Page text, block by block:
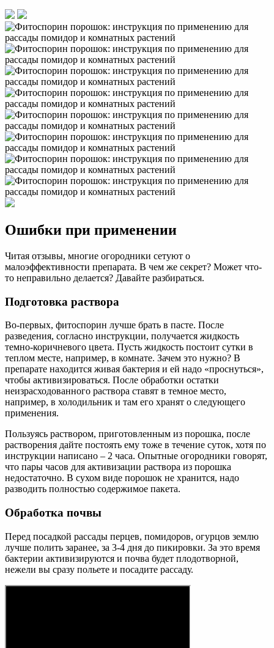
Ошибки при применении
Читая отзывы, многие огородники сетуют о
малоэффективности препарата. В чем же секрет? Может что-
то неправильно делается? Давайте разбираться.
Подготовка раствора
Во-первых, фитоспорин лучше брать в пасте. После
разведения, согласно инструкции, получается жидкость
темно-коричневого цвета. Пусть жидкость постоит сутки в
теплом месте, например, в комнате. Зачем это нужно? В
препарате находится живая бактерия и ей надо «проснуться»,
чтобы активизироваться. После обработки остатки
неизрасходованного раствора ставят в темное место,
например, в холодильник и там его хранят о следующего
применения.
Пользуясь раствором, приготовленным из порошка, после
растворения дайте постоять ему тоже в течение суток, хотя по
инструкции написано – 2 часа. Опытные огородники говорят,
что пары часов для активизации раствора из порошка
недостаточно. В сухом виде порошок не хранится, надо
разводить полностью содержимое пакета.
Обработка почвы
Перед посадкой рассады перцев, помидоров, огурцов землю
лучше полить заранее, за 3-4 дня до пикировки. За это время
бактерии активизируются и почва будет плодотворной,
нежели вы сразу польете и посадите рассаду.